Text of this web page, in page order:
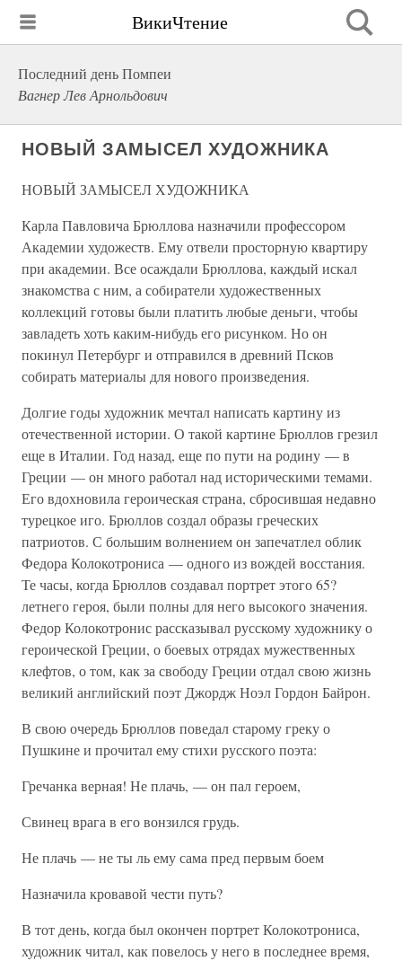
ВикиЧтение
Последний день Помпеи
Вагнер Лев Арнольдович
НОВЫЙ ЗАМЫСЕЛ ХУДОЖНИКА
НОВЫЙ ЗАМЫСЕЛ ХУДОЖНИКА
Карла Павловича Брюллова назначили профессором
Академии художеств. Ему отвели просторную квартиру
при академии. Все осаждали Брюллова, каждый искал
знакомства с ним, а собиратели художественных
коллекций готовы были платить любые деньги, чтобы
завладеть хоть каким-нибудь его рисунком. Но он
покинул Петербург и отправился в древний Псков
собирать материалы для нового произведения.
Долгие годы художник мечтал написать картину из
отечественной истории. О такой картине Брюллов грезил
еще в Италии. Год назад, еще по пути на родину — в
Греции — он много работал над историческими темами.
Его вдохновила героическая страна, сбросившая недавно
турецкое иго. Брюллов создал образы греческих
патриотов. С большим волнением он запечатлел облик
Федора Колокотрониса — одного из вождей восстания.
Те часы, когда Брюллов создавал портрет этого 65?
летнего героя, были полны для него высокого значения.
Федор Колокотронис рассказывал русскому художнику о
героической Греции, о боевых отрядах мужественных
клефтов, о том, как за свободу Греции отдал свою жизнь
великий английский поэт Джордж Ноэл Гордон Байрон.
В свою очередь Брюллов поведал старому греку о
Пушкине и прочитал ему стихи русского поэта:
Гречанка верная! Не плачь, — он пал героем,
Свинец врага в его вонзился грудь.
Не плачь — не ты ль ему сама пред первым боем
Назначила кровавой чести путь?
В тот день, когда был окончен портрет Колокотрониса,
художник читал, как повелось у него в последнее время,